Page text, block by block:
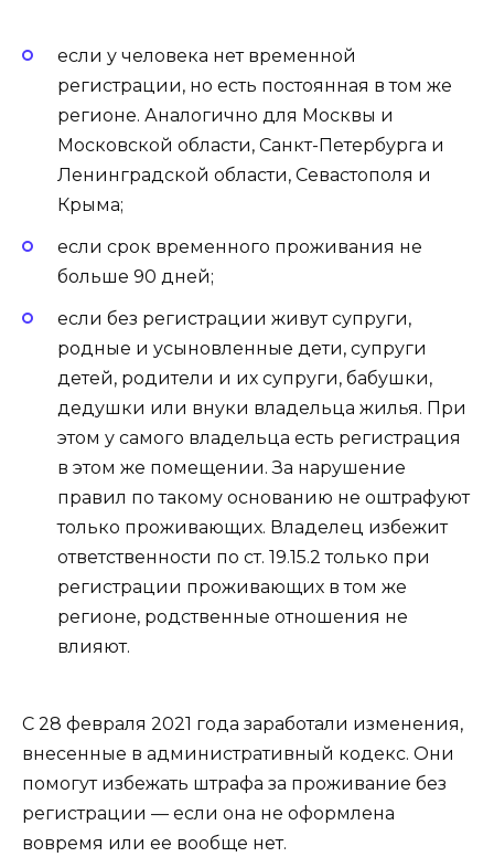
если у человека нет временной
регистрации, но есть постоянная в том же
регионе. Аналогично для Москвы и
Московской области, Санкт-Петербурга и
Ленинградской области, Севастополя и
Крыма;
если срок временного проживания не
больше 90 дней;
если без регистрации живут супруги,
родные и усыновленные дети, супруги
детей, родители и их супруги, бабушки,
дедушки или внуки владельца жилья. При
этом у самого владельца есть регистрация
в этом же помещении. За нарушение
правил по такому основанию не оштрафуют
только проживающих. Владелец избежит
ответственности по ст. 19.15.2 только при
регистрации проживающих в том же
регионе, родственные отношения не
влияют.
С 28 февраля 2021 года заработали изменения,
внесенные в административный кодекс. Они
помогут избежать штрафа за проживание без
регистрации — если она не оформлена
вовремя или ее вообще нет.